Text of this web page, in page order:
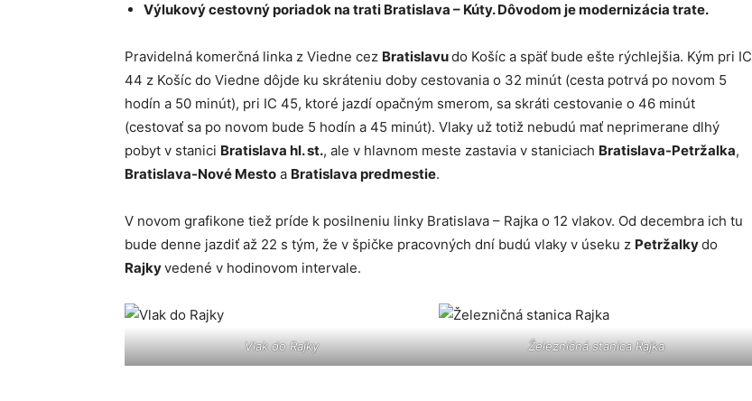
Výlukový cestovný poriadok na trati Bratislava – Kúty. Dôvodom je modernizácia trate.
Pravidelná komerčná linka z Viedne cez Bratislavudo Košíc a späť bude ešte rýchlejšia. Kým pri IC
44 z Košíc do Viedne dôjde ku skráteniu doby cestovania o 32 minút (cesta potrvá po novom 5
hodín a 50 minút), pri IC 45, ktoré jazdí opačným smerom, sa skráti cestovanie o 46 minút
(cestovať sa po novom bude 5 hodín a 45 minút). Vlaky už totiž nebudú mať neprimerane dlhý
pobyt v stanici Bratislava hl. st., ale v hlavnom meste zastavia v staniciach Bratislava-Petržalka,
Bratislava-Nové Mesto a Bratislava predmestie.
V novom grafikone tiež príde k posilneniu linky Bratislava – Rajka o 12 vlakov. Od decembra ich tu
bude denne jazdiť až 22 s tým, že v špičke pracovných dní budú vlaky v úseku z Petržalkydo
Rajkyvedené v hodinovom intervale.
Vlak do Rajky Železničná stanica Rajka